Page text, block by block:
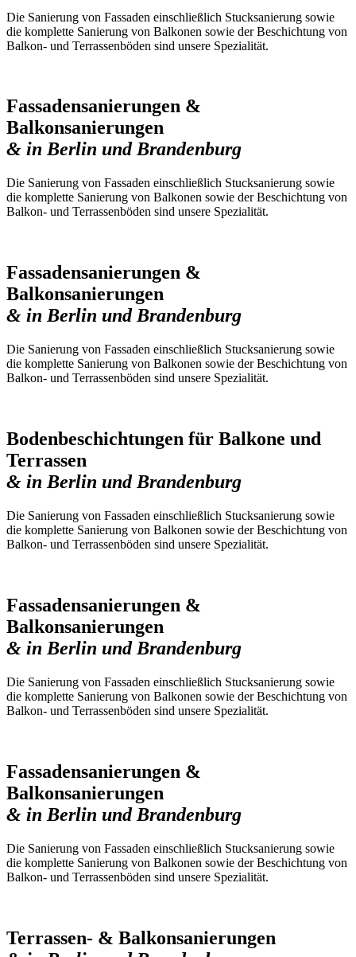
Die Sanierung von Fassaden einschließlich Stucksanierung sowie
die komplette Sanierung von Balkonen sowie der Beschichtung von
Balkon- und Terrassenböden sind unsere Spezialität.
Fassadensanierungen &
Balkonsanierungen
& in Berlin und Brandenburg
Die Sanierung von Fassaden einschließlich Stucksanierung sowie
die komplette Sanierung von Balkonen sowie der Beschichtung von
Balkon- und Terrassenböden sind unsere Spezialität.
Fassadensanierungen &
Balkonsanierungen
& in Berlin und Brandenburg
Die Sanierung von Fassaden einschließlich Stucksanierung sowie
die komplette Sanierung von Balkonen sowie der Beschichtung von
Balkon- und Terrassenböden sind unsere Spezialität.
Bodenbeschichtungen für Balkone und
Terrassen
& in Berlin und Brandenburg
Die Sanierung von Fassaden einschließlich Stucksanierung sowie
die komplette Sanierung von Balkonen sowie der Beschichtung von
Balkon- und Terrassenböden sind unsere Spezialität.
Fassadensanierungen &
Balkonsanierungen
& in Berlin und Brandenburg
Die Sanierung von Fassaden einschließlich Stucksanierung sowie
die komplette Sanierung von Balkonen sowie der Beschichtung von
Balkon- und Terrassenböden sind unsere Spezialität.
Fassadensanierungen &
Balkonsanierungen
& in Berlin und Brandenburg
Die Sanierung von Fassaden einschließlich Stucksanierung sowie
die komplette Sanierung von Balkonen sowie der Beschichtung von
Balkon- und Terrassenböden sind unsere Spezialität.
Terrassen- & Balkonsanierungen